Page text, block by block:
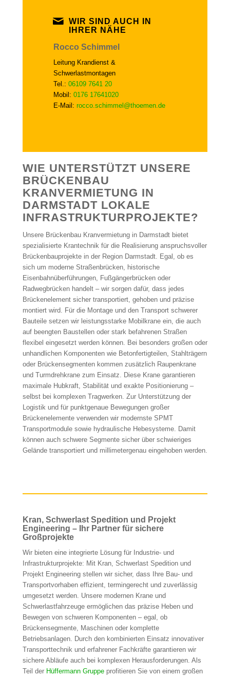
WIR SIND AUCH IN
IHRER NÄHE
Rocco Schimmel
Leitung Krandienst &
Schwerlastmontagen
Tel.: 06109 7641 20
Mobil: 0176 17641020
E-Mail: rocco.schimmel@thoemen.de
WIE UNTERSTÜTZT UNSERE
BRÜCKENBAU
KRANVERMIETUNG IN
DARMSTADT LOKALE
INFRASTRUKTURPROJEKTE?
Unsere Brückenbau Kranvermietung in Darmstadt bietet
spezialisierte Krantechnik für die Realisierung anspruchsvoller
Brückenbauprojekte in der Region Darmstadt. Egal, ob es
sich um moderne Straßenbrücken, historische
Eisenbahnüberführungen, Fußgängerbrücken oder
Radwegbrücken handelt – wir sorgen dafür, dass jedes
Brückenelement sicher transportiert, gehoben und präzise
montiert wird. Für die Montage und den Transport schwerer
Bauteile setzen wir leistungsstarke Mobilkrane ein, die auch
auf beengten Baustellen oder stark befahrenen Straßen
flexibel eingesetzt werden können. Bei besonders großen oder
unhandlichen Komponenten wie Betonfertigteilen, Stahlträgern
oder Brückensegmenten kommen zusätzlich Raupenkrane
und Turmdrehkrane zum Einsatz. Diese Krane garantieren
maximale Hubkraft, Stabilität und exakte Positionierung –
selbst bei komplexen Tragwerken. Zur Unterstützung der
Logistik und für punktgenaue Bewegungen großer
Brückenelemente verwenden wir modernste SPMT
Transportmodule sowie hydraulische Hebesysteme. Damit
können auch schwere Segmente sicher über schwieriges
Gelände transportiert und millimetergenau eingehoben werden.
Kran, Schwerlast Spedition und Projekt
Engineering – Ihr Partner für sichere
Großprojekte
Wir bieten eine integrierte Lösung für Industrie- und
Infrastrukturprojekte: Mit Kran, Schwerlast Spedition und
Projekt Engineering stellen wir sicher, dass Ihre Bau- und
Transportvorhaben effizient, termingerecht und zuverlässig
umgesetzt werden. Unsere modernen Krane und
Schwerlastfahrzeuge ermöglichen das präzise Heben und
Bewegen von schweren Komponenten – egal, ob
Brückensegmente, Maschinen oder komplette
Betriebsanlagen. Durch den kombinierten Einsatz innovativer
Transporttechnik und erfahrener Fachkräfte garantieren wir
sichere Abläufe auch bei komplexen Herausforderungen. Als
Teil der Hüffermann Gruppeprofitieren Sie von einem großen